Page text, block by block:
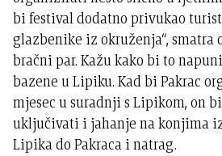
bi festival dodatno privukao
glazbenike iz okruženja“,
bračni par. Kažu kako bi to
bazene u Lipiku. Kad bi Pakrac
mjesec u suradnji s Lipikom, on
uključivati i jahanje na konjima
Lipika do Pakraca i natrag.